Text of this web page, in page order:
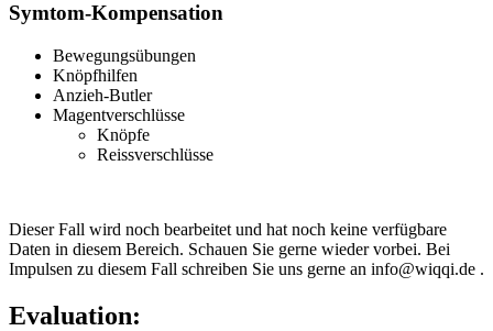
Symtom-Kompensation
Bewegungsübungen
Knöpfhilfen
Anzieh-Butler
Magentverschlüsse
Knöpfe
Reissverschlüsse
Dieser Fall wird noch bearbeitet und hat noch keine verfügbare
Daten in diesem Bereich. Schauen Sie gerne wieder vorbei. Bei
Impulsen zu diesem Fall schreiben Sie uns gerne an info@wiqqi.de .
Evaluation: